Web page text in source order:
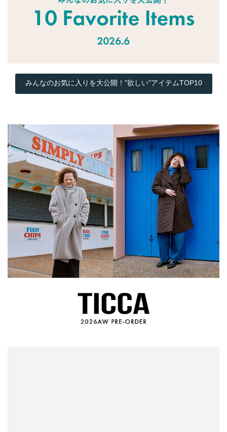
みんなのお気に入りを大公開！"欲しい"アイテムTOP10